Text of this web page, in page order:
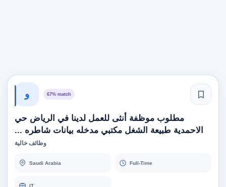
و 67% match
مطلوب موظفة أنثى للعمل لدينا في الرياض حي
الاحمدية طبيعة الشغل مكتبي مدخله بيانات شاطره ...
وظائف خالية
Saudi Arabia Full-Time
IT